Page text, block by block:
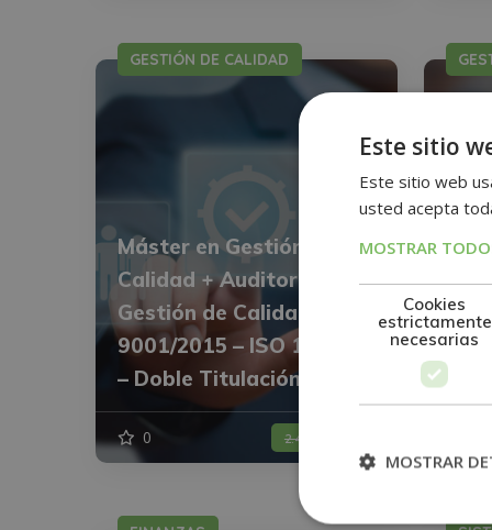
GESTIÓN DE CALIDAD
Máster en Gestión de
Calidad + Auditor de
Gestión de Calidad (ISO
9001/2015 – ISO 19011)
– Doble Titulación –
0 2.480€
Este sitio
Este sitio web
usted acepta
MOSTRAR
Cookies
estrictamente
necesarias
MOSTRAR